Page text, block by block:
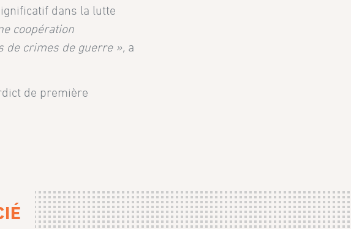
dans la lutte
coopération
de crimes de guerre », a
de première